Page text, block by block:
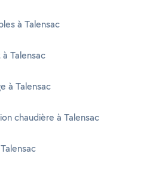
à Talensac
Talensac
à Talensac
chaudière à Talensac